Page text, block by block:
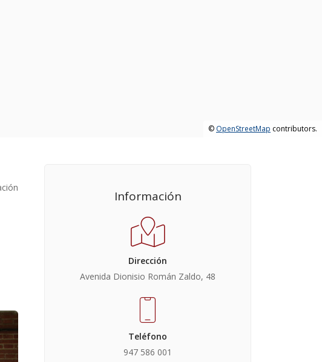
© OpenStreetMap contributors.
Información
Dirección
Avenida Dionisio Román Zaldo, 48
Teléfono
947 586 001